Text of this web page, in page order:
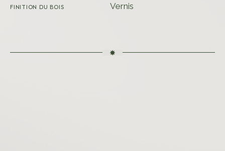
FINITION DU BOIS Vernis